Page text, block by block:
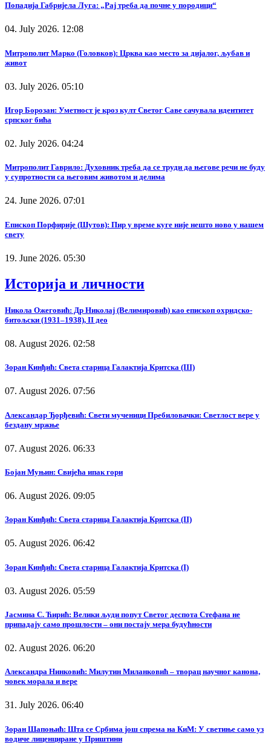
Попадија Габријела Луга: „Рај треба да почне у породици“
04. July 2026. 12:08
Митрополит Марко (Головков): Црква као место за дијалог, љубав и
живот
03. July 2026. 05:10
Игор Борозан: Уметност је кроз култ Светог Саве сачувала идентитет
српског бића
02. July 2026. 04:24
Митрополит Гаврило: Духовник треба да се труди да његове речи не буду
у супротности са његовим животом и делима
24. June 2026. 07:01
Епископ Порфирије (Шутов): Пир у време куге није нешто ново у нашем
свету
19. June 2026. 05:30
Историја и личности
Никола Ожеговић: Др Николај (Велимировић) као епископ охридско-
битољски (1931–1938), II део
08. August 2026. 02:58
Зоран Кинђић: Света старица Галактија Критска (III)
07. August 2026. 07:56
Александар Ђорђевић: Свети мученици Пребиловачки: Светлост вере у
бездану мржње
07. August 2026. 06:33
Бојан Муњин: Свијећа ипак гори
06. August 2026. 09:05
Зоран Кинђић: Света старица Галактија Критска (II)
05. August 2026. 06:42
Зоран Кинђић: Света старица Галактија Критска (I)
03. August 2026. 05:59
Јасмина С. Ћирић: Велики људи попут Светог деспота Стефана не
припадају само прошлости – они постају мера будућности
02. August 2026. 06:20
Александра Нинковић: Милутин Миланковић – творац научног канона,
човек морала и вере
31. July 2026. 06:40
Зоран Шапоњић: Шта се Србима још спрема на КиМ: У светиње само уз
водиче лиценциране у Приштини